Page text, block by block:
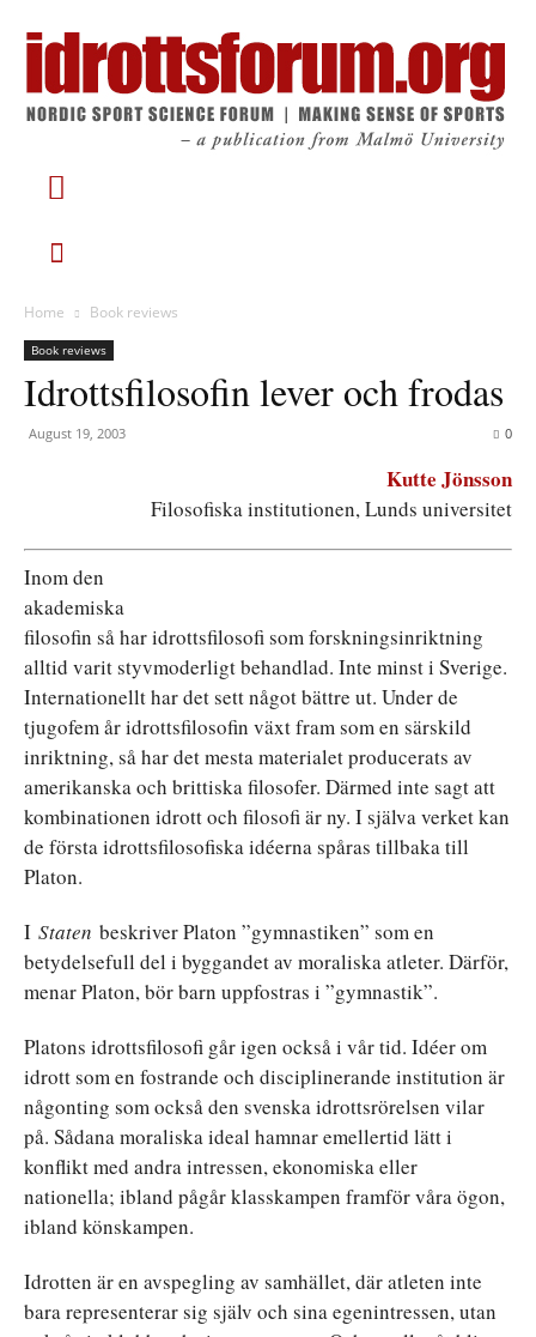
Home Book reviews
Book reviews
Idrottsfilosofin lever och frodas
August 19, 2003 0
Kutte Jönsson
Filosofiska institutionen, Lunds universitet
Inom den
akademiska
filosofin så har idrottsfilosofi som forskningsinriktning
alltid varit styvmoderligt behandlad. Inte minst i Sverige.
Internationellt har det sett något bättre ut. Under de
tjugofem år idrottsfilosofin växt fram som en särskild
inriktning, så har det mesta materialet producerats av
amerikanska och brittiska filosofer. Därmed inte sagt att
kombinationen idrott och filosofi är ny. I själva verket kan
de första idrottsfilosofiska idéerna spåras tillbaka till
Platon.
I Staten beskriver Platon ”gymnastiken” som en
betydelsefull del i byggandet av moraliska atleter. Därför,
menar Platon, bör barn uppfostras i ”gymnastik”.
Platons idrottsfilosofi går igen också i vår tid. Idéer om
idrott som en fostrande och disciplinerande institution är
någonting som också den svenska idrottsrörelsen vilar
på. Sådana moraliska ideal hamnar emellertid lätt i
konflikt med andra intressen, ekonomiska eller
nationella; ibland pågår klasskampen framför våra ögon,
ibland könskampen.
Idrotten är en avspegling av samhället, där atleten inte
bara representerar sig själv och sina egenintressen, utan